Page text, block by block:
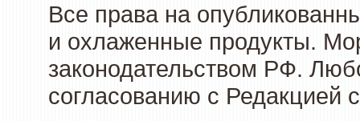
Все права на
и охлаженные продукты.
законодательством РФ.
согласованию с Редакцией